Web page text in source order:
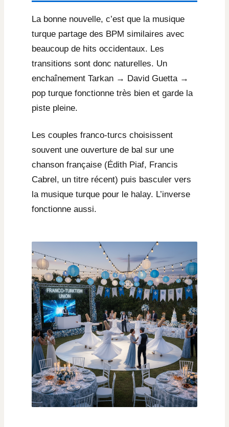
La bonne nouvelle, c’est que la musique
turque partage des BPM similaires avec
beaucoup de hits occidentaux. Les
transitions sont donc naturelles. Un
enchaînement Tarkan → David Guetta →
pop turque fonctionne très bien et garde la
piste pleine.
Les couples franco-turcs choisissent
souvent une ouverture de bal sur une
chanson française (Édith Piaf, Francis
Cabrel, un titre récent) puis basculer vers
la musique turque pour le halay. L’inverse
fonctionne aussi.